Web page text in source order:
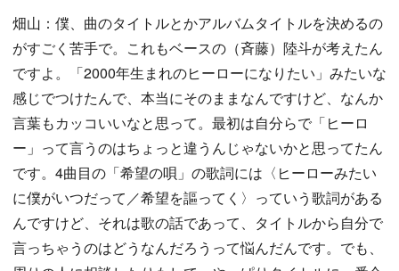
畑山：僕、曲のタイトルとかアルバムタイトルを決めるの
がすごく苦手で。これもベースの（斉藤）陸斗が考えたん
ですよ。「2000年生まれのヒーローになりたい」みたいな
感じでつけたんで、本当にそのままなんですけど、なんか
言葉もカッコいいなと思って。最初は自分らで「ヒーロ
ー」って言うのはちょっと違うんじゃないかと思ってたん
です。4曲目の「希望の唄」の歌詞には〈ヒーローみたい
に僕がいつだって／希望を謳ってく〉っていう歌詞がある
んですけど、それは歌の話であって、タイトルから自分で
言っちゃうのはどうなんだろうって悩んだんです。でも、